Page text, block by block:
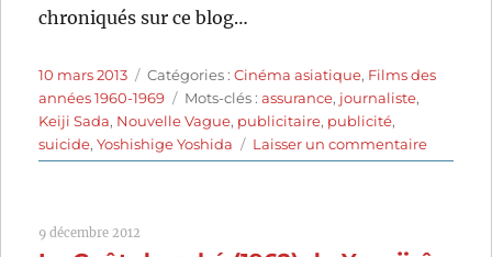
chroniqués sur ce blog…
Publié
le
10 mars 2013 Catégories
Catégories :Cinéma asiatique, Films des
années 1960-1969
Étiquettes
Mots-clés :assurance, journaliste,
Keiji Sada, Nouvelle Vague, publicitaire, publicité,
suicide,Yoshishige Yoshida Laisser un commentairesur
Le
9 décembre 2012